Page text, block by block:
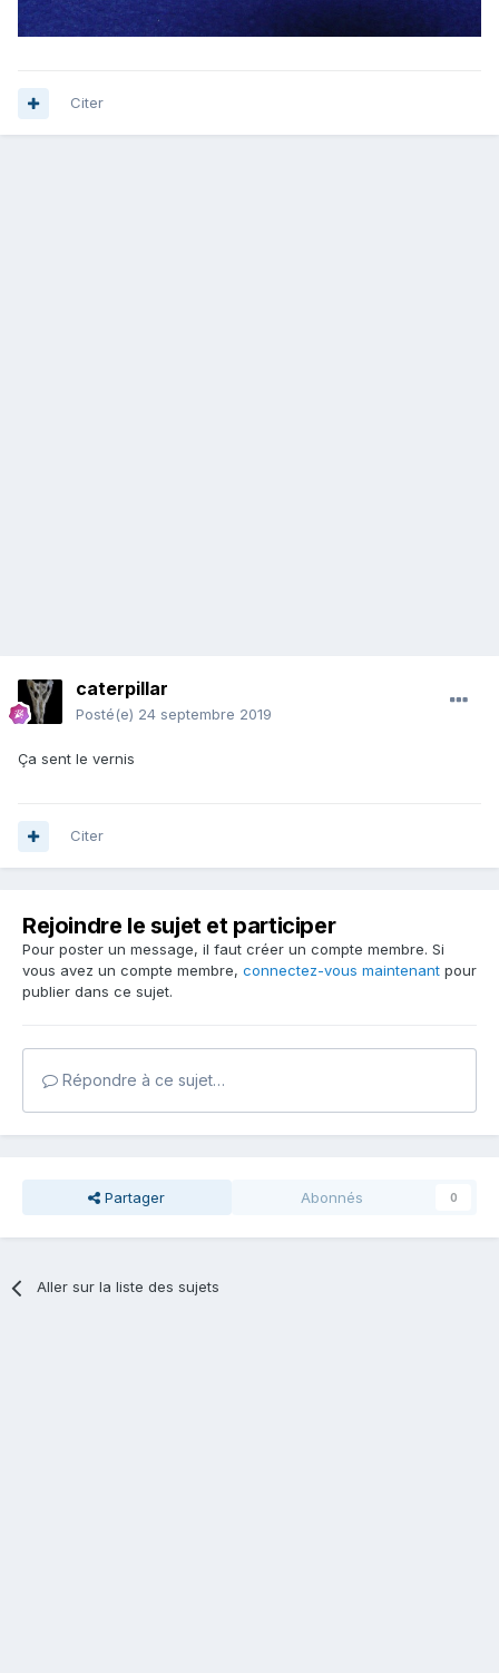
Citer
caterpillar
Posté(e) 24 septembre 2019
Ça sent le vernis
Citer
Rejoindre le sujet et participer
Pour poster un message, il faut créer un compte membre. Si
vous avez un compte membre, connectez-vous maintenant pour
publier dans ce sujet.
Répondre à ce sujet…
Partager Abonnés 0
Aller sur la liste des sujets